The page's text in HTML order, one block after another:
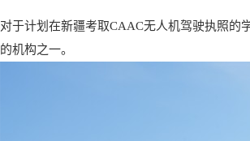
对于计划在新疆考取CAAC无人机驾驶执照的
的机构之一。